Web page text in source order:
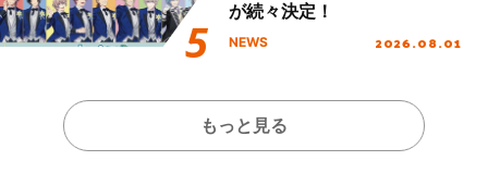
が続々決定！
NEWS 2026.08.01
もっと見る